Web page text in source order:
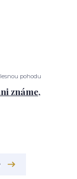
pohodu
známe,